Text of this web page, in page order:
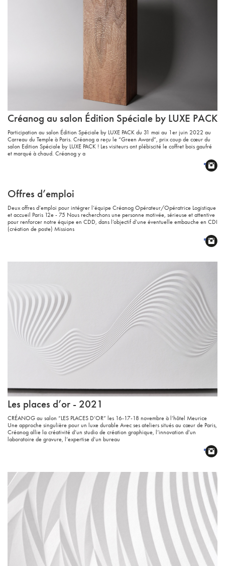
Créanog au salon Édition Spéciale by LUXE PACK
Participation au salon Édition Spéciale by LUXE PACK du 31 mai au 1er juin 2022 au
Carreau du Temple à Paris. Créanog a reçu le “Green Award”, prix coup de cœur du
salon Edition Spéciale by LUXE PACK ! Les visiteurs ont plébiscité le coffret bois gaufré
et marqué à chaud. Créanog y a
Offres d’emploi
Deux offres d’emploi pour intégrer l’équipe Créanog Opérateur/Opératrice Logistique
et accueil Paris 12e - 75 Nous recherchons une personne motivée, sérieuse et attentive
pour renforcer notre équipe en CDD, dans l’objectif d’une éventuelle embauche en CDI
(création de poste) Missions
Les places d’or - 2021
CRÉANOG au salon “LES PLACES D’OR” les 16-17-18 novembre à l’hôtel Meurice
Une approche singulière pour un luxe durable Avec ses ateliers situés au cœur de Paris,
Créanog allie la créativité d’un studio de création graphique, l’innovation d’un
laboratoire de gravure, l’expertise d’un bureau